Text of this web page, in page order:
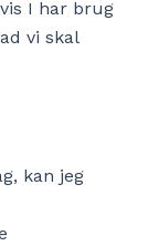
I har brug
vi skal
kan jeg